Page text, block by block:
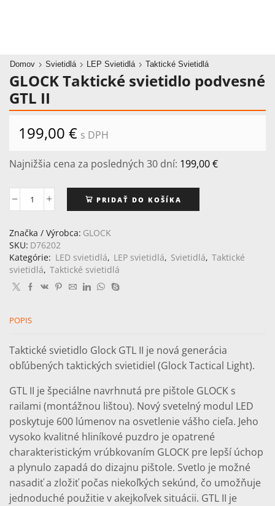
Domov Svietidlá LEP Svietidlá Taktické Svietidlá
GLOCK Taktické svietidlo podvesné
GTL II
199,00 € s DPH
Najnižšia cena za posledných 30 dní: 199,00€
množstvo
Taktické
svietidlo
podvesné
GTL
II
PRIDAŤ DO KOŠÍKA
Značka / Výrobca: GLOCK
SKU: D76202
Kategórie: LED svietidlá, LEP svietidlá, Svietidlá, Taktické
svietidlá, Taktické svietidlá
POPIS
Taktické svietidlo Glock GTL II je nová generácia
obľúbených taktických svietidiel (Glock Tactical Light).
GTL II je špeciálne navrhnutá pre pištole GLOCK s
railami (montážnou lištou). Nový svetelný modul LED
poskytuje 600 lúmenov na osvetlenie vášho cieľa. Jeho
vysoko kvalitné hliníkové puzdro je opatrené
charakteristickým vrúbkovaním GLOCK pre lepší úchop
a plynulo zapadá do dizajnu pištole. Svetlo je možné
nasadiť a zložiť počas niekoľkých sekúnd, čo umožňuje
jednoduché použitie v akejkoľvek situácii. GTL II je